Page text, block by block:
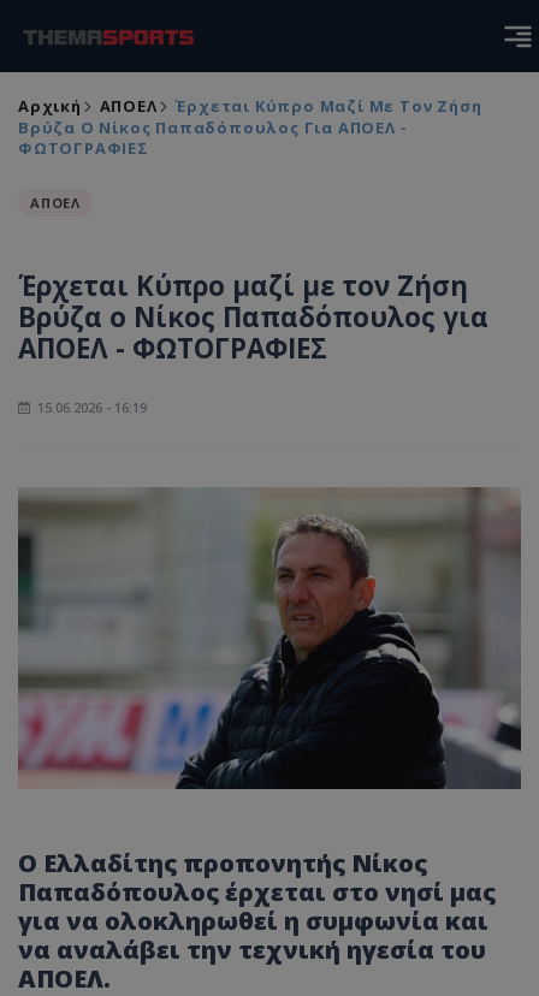
Αρχική ΑΠΟΕΛ
Έρχεται Κύπρο Μαζί Με Τον Ζήση
Βρύζα Ο Νίκος Παπαδόπουλος Για ΑΠΟΕΛ -
ΦΩΤΟΓΡΑΦΙΕΣ
ΑΠΟΕΛ
Έρχεται Κύπρο μαζί με τον Ζήση
Βρύζα ο Νίκος Παπαδόπουλος για
ΑΠΟΕΛ - ΦΩΤΟΓΡΑΦΙΕΣ
15.06.2026 - 16:19
Ο Ελλαδίτης προπονητής Νίκος
Παπαδόπουλος έρχεται στο νησί μας
για να ολοκληρωθεί η συμφωνία και
να αναλάβει την τεχνική ηγεσία του
ΑΠΟΕΛ.